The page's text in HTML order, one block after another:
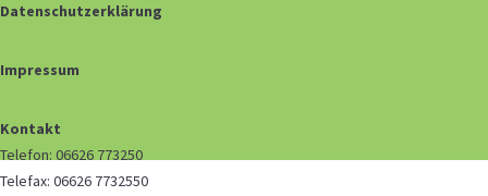
Datenschutzerklärung
Impressum
Kontakt
Telefon: 06626 773250
Telefax: 06626 7732550